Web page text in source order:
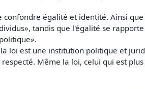
confondre égalité et identité. Ainsi
tandis que l'égalité se
loi est une institution politique et
Même la loi, celui qui est